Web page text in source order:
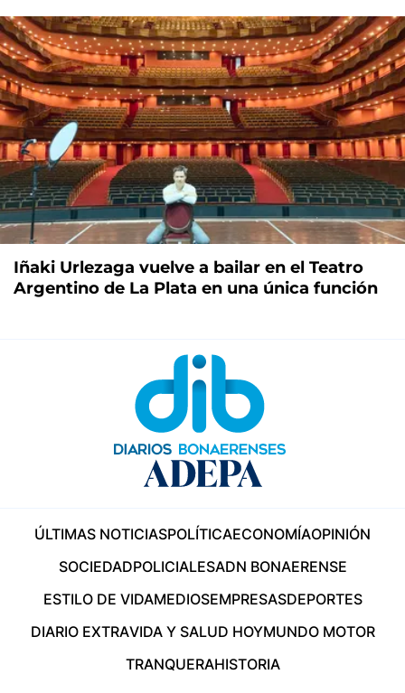
Iñaki Urlezaga vuelve a bailar en el Teatro
Argentino de La Plata en una única función
ÚLTIMAS NOTICIASPOLÍTICAECONOMÍAOPINIÓN
SOCIEDADPOLICIALESADN BONAERENSE
ESTILO DE VIDAMEDIOSEMPRESASDEPORTES
DIARIO EXTRAVIDA Y SALUD HOYMUNDO MOTOR
TRANQUERAHISTORIA